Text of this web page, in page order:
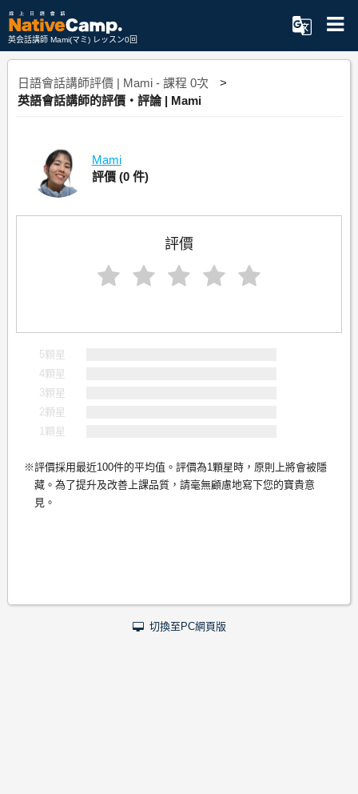
英会話講師 Mami(マミ) レッスン0回
日語會話講師評價 | Mami - 課程 0次
英語會話講師的評價・評論 | Mami
Mami
評價 (0 件)
評價
5顆星
4顆星
3顆星
2顆星
1顆星
評價採用最近100件的平均值。評價為1顆星時，原則上將會被隱
藏。為了提升及改善上課品質，請毫無顧慮地寫下您的寶貴意
見。
切換至PC網頁版